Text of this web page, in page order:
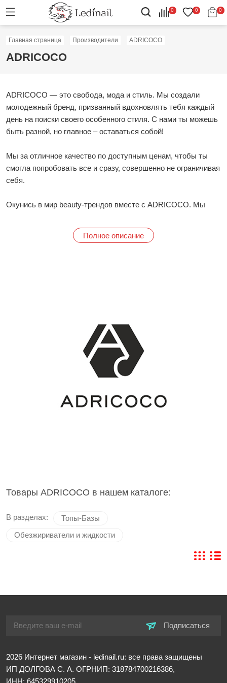
0 0 0
Главная страница Производители ADRICOCO
ADRICOCO
ADRICOCO — это свобода, мода и стиль. Мы создали
молодежный бренд, призванный вдохновлять тебя каждый
день на поиски своего особенного стиля. С нами ты можешь
быть разной, но главное – оставаться собой!
Мы за отличное качество по доступным ценам, чтобы ты
смогла попробовать все и сразу, совершенно не ограничивая
себя.
Окунись в мир beauty-трендов вместе с ADRICOCO. Мы
больше сногсшибательных beauty-продуктов.
Экспериментируй, примеряй новые образы и будь в тренде.
Полное описание
Товары ADRICOCO в нашем каталоге:
В разделах:
Топы-Базы
Обезжириватели и жидкости
Подписаться
2026 Интернет магазин - ledinail.ru: все права защищены
ИП ДОЛГОВА С. А. ОГРНИП: 318784700216386,
ИНН: 645329910205